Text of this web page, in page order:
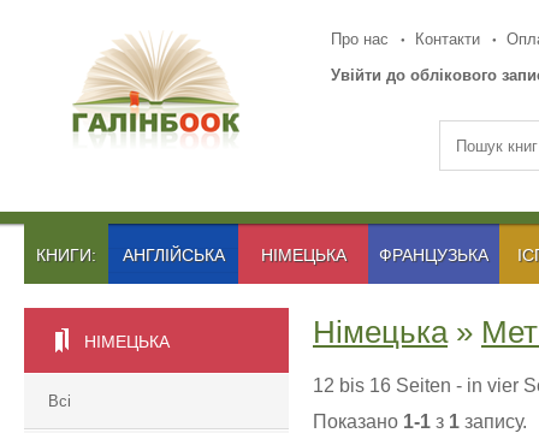
Про нас Контакти
Увійти до облікового
КНИГИ: АНГЛІЙСЬКА НІМЕЦЬКА ФРАНЦУЗЬКА
НІМЕЦЬКА
Всі
Німецька»
12 bis 16 Seiten - in vier
Показано 1-1 з 1 запису.